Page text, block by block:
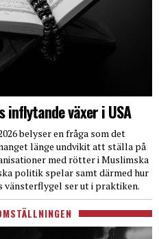
växer i USA
belyser en fråga som det
länge undvikit att ställa på
med rötter i Muslimska
politik spelar samt därmed hur
ser ut i praktiken.